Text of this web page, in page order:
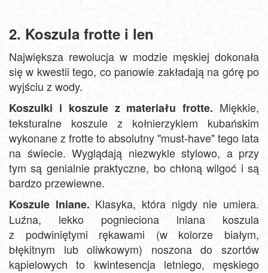
2. Koszula frotte i len
Największa rewolucja w modzie męskiej dokonała
się w kwestii tego, co panowie zakładają na górę po
wyjściu z wody.
Koszulki i koszule z materiału frotte. Miękkie,
teksturalne koszule z kołnierzykiem kubańskim
wykonane z frotte to absolutny "must-have" tego lata
na świecie. Wyglądają niezwykle stylowo, a przy
tym są genialnie praktyczne, bo chłoną wilgoć i są
bardzo przewiewne.
Koszule lniane. Klasyka, która nigdy nie umiera.
Luźna, lekko pognieciona lniana koszula
z podwiniętymi rękawami (w kolorze białym,
błękitnym lub oliwkowym) noszona do szortów
kąpielowych to kwintesencja letniego, męskiego